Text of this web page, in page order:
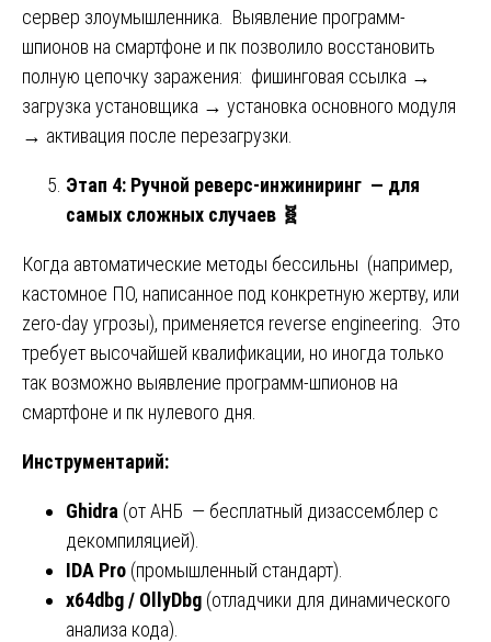
сервер злоумышленника. Выявление программ-
шпионов на смартфоне и пк позволило восстановить
полную цепочку заражения: фишинговая ссылка →
загрузка установщика → установка основного модуля
→ активация после перезагрузки.
Этап 4: Ручной реверс-инжиниринг — для
самых сложных случаев 🧬
Когда автоматические методы бессильны (например,
кастомное ПО, написанное под конкретную жертву, или
zero-day угрозы), применяется reverse engineering. Это
требует высочайшей квалификации, но иногда только
так возможно выявление программ-шпионов на
смартфоне и пк нулевого дня.
Инструментарий:
Ghidra (от АНБ — бесплатный дизассемблер с
декомпиляцией).
IDA Pro (промышленный стандарт).
x64dbg / OllyDbg (отладчики для динамического
анализа кода).